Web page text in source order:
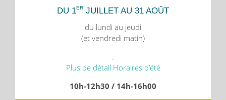
DU 1ER JUILLET AU 31 AOÛT
du lundi au jeudi
(et vendredi matin)
.
Plus de détail Horaires d’été
10h-12h30 / 14h-16h00